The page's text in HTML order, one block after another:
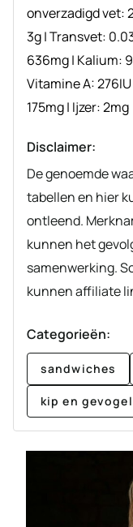
onverzadigd vet:
3g|Transvet:
636mg| Kalium:
Vitamine A:276IU
175mg| Ijzer:2mg
Disclaimer:
De genoemde waardes zijn gebaseerd op standaard
tabellen en hier
ontleend.
kunnen het
samenwerking.
kunnen affiliate
Categorieën:
sandwiches
kip en